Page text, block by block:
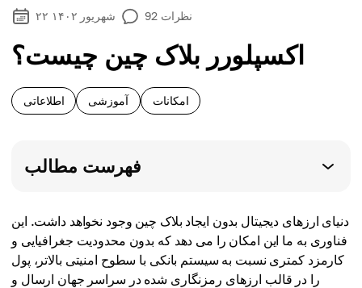
۲۲ شهریور ۱۴۰۲ 92 نظرات
اکسپلورر بلاک چین چیست؟
اطلاعاتی آموزشی امکانات
فهرست مطالب
دنیای ارزهای دیجیتال بدون ایجاد بلاک چین وجود نخواهد داشت. این
فناوری به ما این امکان را می دهد که بدون محدودیت جغرافیایی و
کارمزد کمتری نسبت به سیستم بانکی با سطوح امنیتی بالاتر، پول
را در قالب ارزهای رمزنگاری شده در سراسر جهان ارسال و